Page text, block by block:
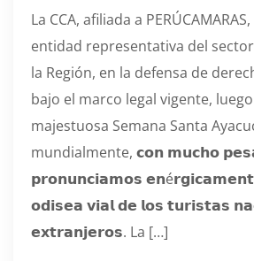
La CCA, afiliada a
entidad representativa del
la Región, en la defensa de
bajo el marco legal vigente,
majestuosa Semana Santa
mundialmente, 𝗰𝗼𝗻 𝗺𝘂𝗰𝗵𝗼
𝗽𝗿𝗼𝗻𝘂𝗻𝗰𝗶𝗮𝗺𝗼𝘀
𝗼𝗱𝗶𝘀𝗲𝗮 𝘃𝗶𝗮𝗹 𝗱𝗲 𝗹𝗼𝘀 𝘁𝘂𝗿𝗶𝘀𝘁𝗮𝘀
𝗲𝘅𝘁𝗿𝗮𝗻𝗷𝗲𝗿𝗼𝘀. La […]